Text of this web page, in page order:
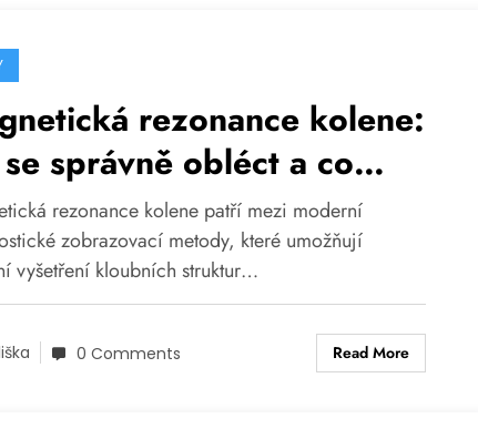
rezonance kolene:
správně obléct a co
během vyšetření
rezonance kolene patří mezi moderní
zobrazovací metody, které umožňují
vyšetření kloubních struktur…
0 Comments Read More